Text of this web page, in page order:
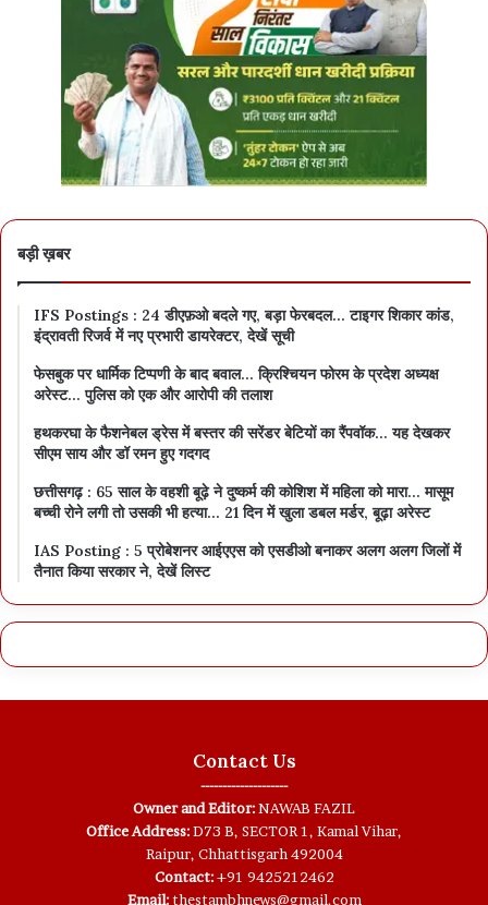
बड़ी ख़बर
IFS Postings : 24 डीएफ़ओ बदले गए, बड़ा फेरबदल… टाइगर शिकार कांड,
इंद्रावती रिजर्व में नए प्रभारी डायरेक्टर, देखें सूची
फेसबुक पर धार्मिक टिप्पणी के बाद बवाल… क्रिश्चियन फोरम के प्रदेश अध्यक्ष
अरेस्ट… पुलिस को एक और आरोपी की तलाश
हथकरघा के फैशनेबल ड्रेस में बस्तर की सरेंडर बेटियों का रैंपवॉक… यह देखकर
सीएम साय और डॉ रमन हुए गदगद
छत्तीसगढ़ : 65 साल के वहशी बूढ़े ने दुष्कर्म की कोशिश में महिला को मारा… मासूम
बच्ची रोने लगी तो उसकी भी हत्या… 21 दिन में खुला डबल मर्डर, बूढ़ा अरेस्ट
IAS Posting : 5 प्रोबेशनर आईएएस को एसडीओ बनाकर अलग अलग जिलों में
तैनात किया सरकार ने, देखें लिस्ट
Contact Us
--------------------
Owner and Editor:NAWAB FAZIL
Office Address:D73 B, SECTOR 1, Kamal Vihar,
Raipur, Chhattisgarh 492004
Contact:+91 9425212462
Email:thestambhnews@gmail.com